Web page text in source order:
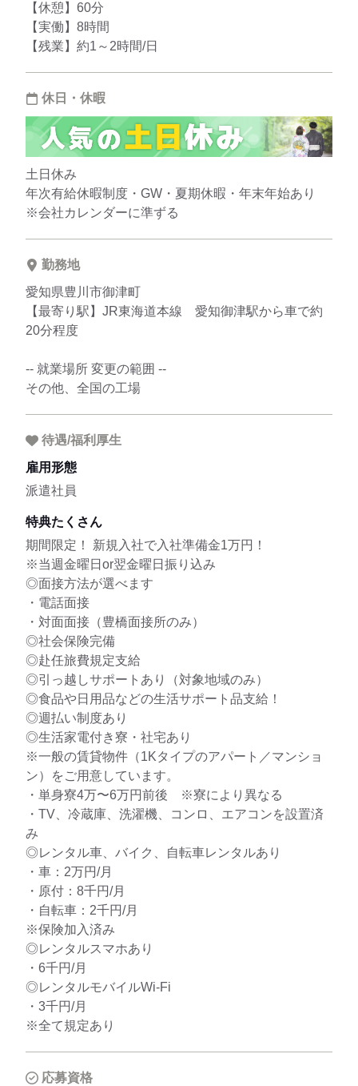
【休憩】60分
【実働】8時間
【残業】約1～2時間/日
休日・休暇
土日休み
年次有給休暇制度・GW・夏期休暇・年末年始あり
※会社カレンダーに準ずる
勤務地
愛知県豊川市御津町
【最寄り駅】JR東海道本線 愛知御津駅から車で約
20分程度
-- 就業場所 変更の範囲 --
その他、全国の工場
待遇/福利厚生
雇用形態
派遣社員
特典たくさん
期間限定！ 新規入社で入社準備金1万円！
※当週金曜日or翌金曜日振り込み
◎面接方法が選べます
・電話面接
・対面面接（豊橋面接所のみ）
◎社会保険完備
◎赴任旅費規定支給
◎引っ越しサポートあり（対象地域のみ）
◎食品や日用品などの生活サポート品支給！
◎週払い制度あり
◎生活家電付き寮・社宅あり
※一般の賃貸物件（1Kタイプのアパート／マンショ
ン）をご用意しています。
・単身寮4万〜6万円前後 ※寮により異なる
・TV、冷蔵庫、洗濯機、コンロ、エアコンを設置済
み
◎レンタル車、バイク、自転車レンタルあり
・車：2万円/月
・原付：8千円/月
・自転車：2千円/月
※保険加入済み
◎レンタルスマホあり
・6千円/月
◎レンタルモバイルWi-Fi
・3千円/月
※全て規定あり
応募資格